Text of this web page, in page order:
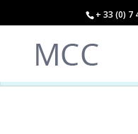
+ 33 (0) 7